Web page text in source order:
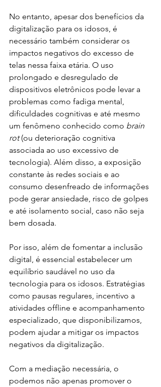
No entanto, apesar dos benefícios da
digitalização para os idosos, é
necessário também considerar os
impactos negativos do excesso de
telas nessa faixa etária. O uso
prolongado e desregulado de
dispositivos eletrônicos pode levar a
problemas como fadiga mental,
dificuldades cognitivas e até mesmo
um fenômeno conhecido como brain
rot (ou deterioração cognitiva
associada ao uso excessivo de
tecnologia). Além disso, a exposição
constante às redes sociais e ao
consumo desenfreado de informações
pode gerar ansiedade, risco de golpes
e até isolamento social, caso não seja
bem dosada.
Por isso, além de fomentar a inclusão
digital, é essencial estabelecer um
equilíbrio saudável no uso da
tecnologia para os idosos. Estratégias
como pausas regulares, incentivo a
atividades offline e acompanhamento
especializado, que disponibilizamos,
podem ajudar a mitigar os impactos
negativos da digitalização.
Com a mediação necessária, o
podemos não apenas promover o